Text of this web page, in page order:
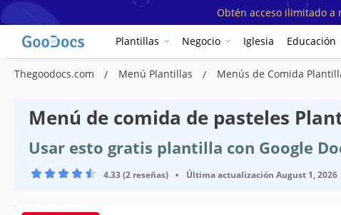
Obtén acceso ilimitado a
Plantillas Negocio Iglesia Educación
Thegoodocs.com Menú Plantillas Menús de Comida
Menú de comida de pasteles
Usar esto gratis plantilla con Google
4.33 (2 reseñas) • Última actualización August 1, 2026